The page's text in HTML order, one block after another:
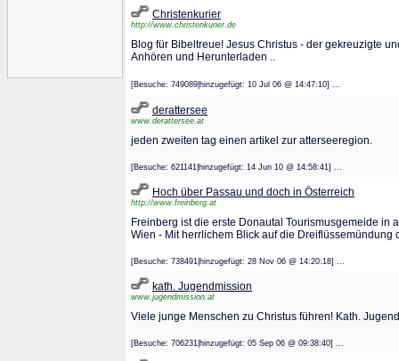
Christenkurier
http://www.christenkurier.de
Blog für Bibeltreue! Jesus Christus - der gekreuzigte
Anhören und Herunterladen ..
[Besuche: 749089|hinzugefügt: 10 Jul 06 @ 14:47:10] ...
derattersee
www.derattersee.at
jeden zweiten tag einen artikel zur atterseeregion.
[Besuche: 621141|hinzugefügt: 14 Jun 10 @ 14:58:41] ...
Hoch über Passau und doch in Österreich
http://www.freinberg.at
Freinberg ist die erste Donautal Tourismusgemeide
Wien - Mit herrlichem Blick auf die Dreiflüssemündung
[Besuche: 738491|hinzugefügt: 28 Nov 06 @ 14:20:18] ...
kath. Jugendmission
www.jugendmission.at
Viele junge Menschen zu Christus führen! Kath.
[Besuche: 706231|hinzugefügt: 05 Sep 06 @ 09:38:40] ...